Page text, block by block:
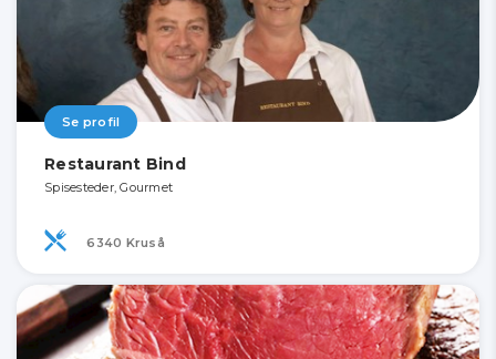
Se profil
Restaurant Bind
Spisesteder, Gourmet
6340 Kruså